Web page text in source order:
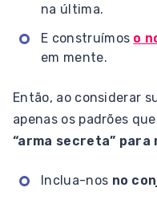
na última.
E construímos o
em mente.
Então, ao considerar
apenas os padrões
“arma secreta” para
Inclua-nos no